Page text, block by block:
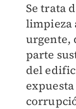
Se trata
limpieza
urgente,
parte
del